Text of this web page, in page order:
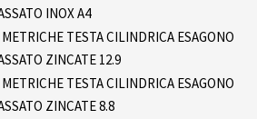
INOX A4
TESTA CILINDRICA ESAGONO
ZINCATE 12.9
TESTA CILINDRICA ESAGONO
ZINCATE 8.8